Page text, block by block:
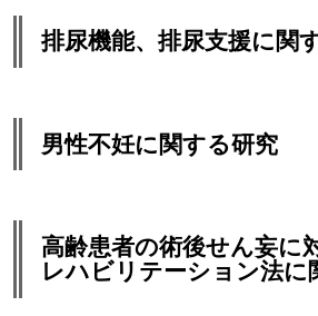
排尿機能、排尿支援に関
男性不妊に関する研究
高齢患者の術後せん妄に
レハビリテーション法に